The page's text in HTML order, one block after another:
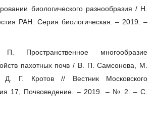
биологического разнообразия / Н.
РАН. Серия биологическая. – 2019. –
Пространственное многообразие
пахотных почв / В. П. Самсонова, М.
Д. Г. Кротов // Вестник Московского
17, Почвоведение. – 2019. – № 2. – С.